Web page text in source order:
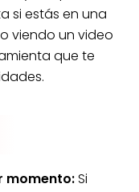
si estás en una
viendo un video
que te
momento:Si